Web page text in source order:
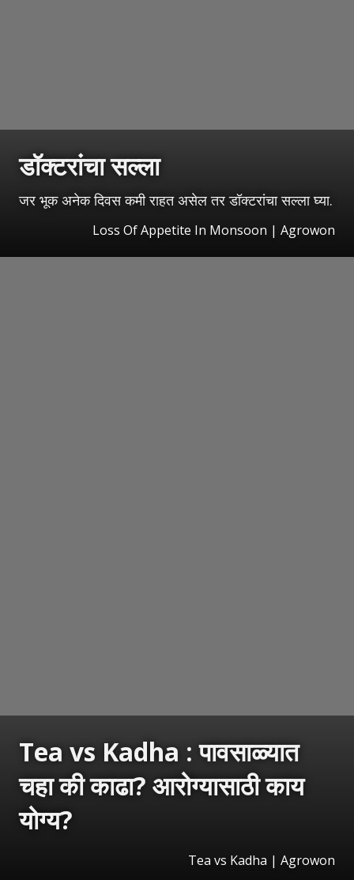
डॉक्टरांचा सल्ला
जर भूक अनेक दिवस कमी राहत असेल तर डॉक्टरांचा सल्ला घ्या.
Loss Of Appetite In Monsoon | Agrowon
Tea vs Kadha : पावसाळ्यात
चहा की काढा? आरोग्यासाठी काय
योग्य?
Tea vs Kadha | Agrowon